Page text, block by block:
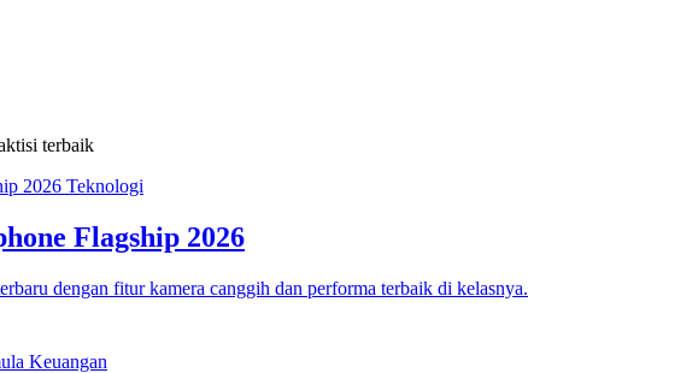
terbaik
Teknologi
Flagship 2026
dengan fitur kamera canggih dan performa terbaik di kelasnya.
Keuangan